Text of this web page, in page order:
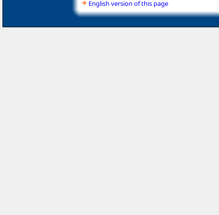
English version of this page